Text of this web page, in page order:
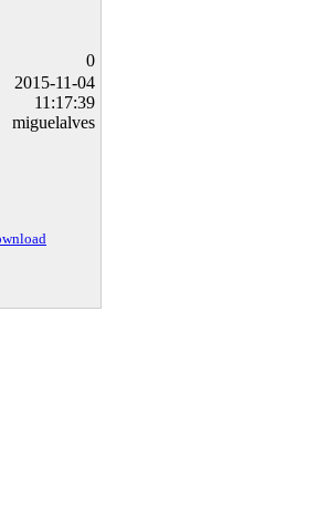
0
2015-11-04
11:17:39
miguelalves